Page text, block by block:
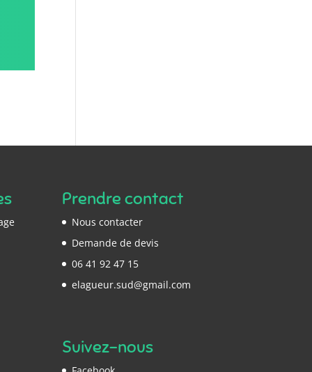
Prendre contact
Nous contacter
Demande de devis
06 41 92 47 15
elagueur.sud@gmail.com
Suivez-nous